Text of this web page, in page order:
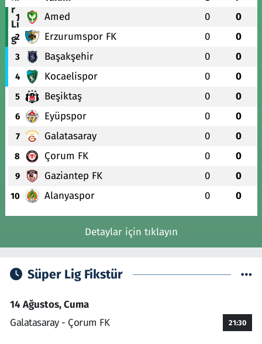
1 Amed 0 0
2 Erzurumspor FK 0 0
3 Başakşehir 0 0
4 Kocaelispor 0 0
5 Beşiktaş 0 0
6 Eyüpspor 0 0
7 Galatasaray 0 0
8 Çorum FK 0 0
9 Gaziantep FK 0 0
10 Alanyaspor 0 0
Detaylar için tıklayın
Süper Lig Fikstür
14 Ağustos, Cuma
Galatasaray - Çorum FK
21:30